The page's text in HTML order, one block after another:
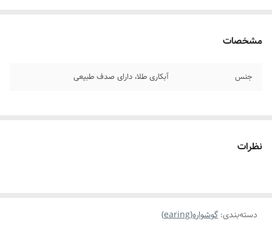
مشخصات
جنس آبکاری طلا، دارای صدف طبیعی
نظرات
دسته‌بندی: گوشواره(earing)